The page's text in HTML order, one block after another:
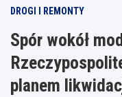
DROGI I REMONTY
Spór wokół
planem